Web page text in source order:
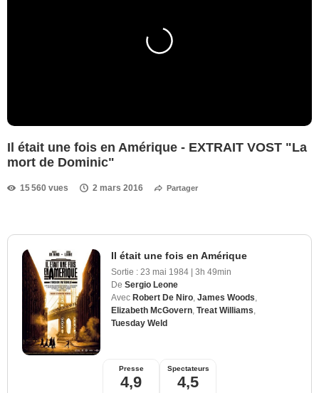
Il était une fois en Amérique - EXTRAIT VOST "La
mort de Dominic"
15 560 vues 2 mars 2016 Partager
Il était une fois en Amérique
Sortie : 23 mai 1984 | 3h 49min
De Sergio Leone
Avec Robert De Niro James Woods
Elizabeth McGovern Treat Williams
Tuesday Weld
Presse
4,9
Spectateurs
4,5